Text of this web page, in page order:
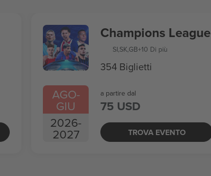
AGO-
GIU
2026-
2027
Champions League
SI,SK,GB+10 Di più
354 Biglietti
a partire dal
75 USD
TROVA EVENTO